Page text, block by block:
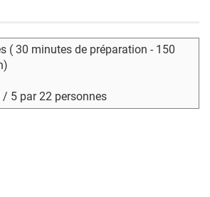
( 30 minutes de préparation - 150
5 par 22 personnes